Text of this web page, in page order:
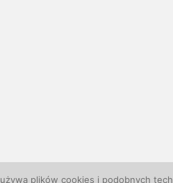
używa plików cookies i podobnych